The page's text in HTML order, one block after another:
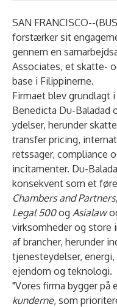
SAN FRANCISCO--(
forstærker sit
gennem en
Associates, et skatte-
base i Filippinerne.
Firmaet blev grundlagt
Benedicta Du-Baladad
ydelser, herunder
transfer pricing,
retssager, compliance
incitamenter. Du-
konsekvent som et
Chambers and Partners,
Legal 500og Asialaw
virksomheder og store
af brancher, herunder
tjenesteydelser,
ejendom og teknologi.
"Vores firma bygger på
kunderne, som